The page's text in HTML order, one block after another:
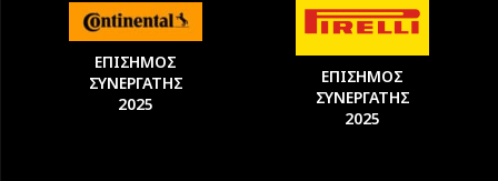
ΕΠΙΣΗΜΟΣ
ΣΥΝΕΡΓΑΤΗΣ
2025
ΕΠΙΣΗΜΟΣ
ΣΥΝΕΡΓΑΤΗΣ
2025